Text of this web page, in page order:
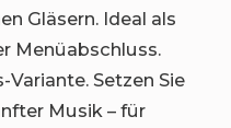
Gläsern. Ideal als
Menüabschluss.
Variante. Setzen Sie
Musik – für